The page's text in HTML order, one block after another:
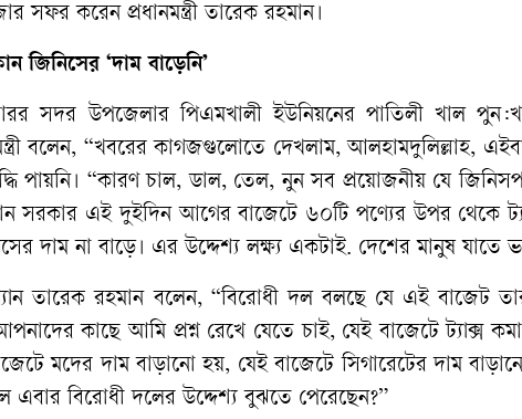
সফর করেন প্রধানমন্ত্রী তারেক রহমান।
জিনিসের ‘দাম বাড়েনি’
সদর উপজেলার পিএমখালী ইউনিয়নের পাতিলী খাল
বলেন, “খবরের কাগজগুলোতে দেখলাম, আলহামদুলিল্লাহ,
পায়নি। “কারণ চাল, ডাল, তেল, নুন সব প্রয়োজনীয় যে
সরকার এই দুইদিন আগের বাজেটে ৬০টি পণ্যের উপর থেকে
দাম না বাড়ে। এর উদ্দেশ্য লক্ষ্য একটাই. দেশের মানুষ যাতে
তারেক রহমান বলেন, “বিরোধী দল বলছে যে এই বাজেট
কাছে আমি প্রশ্ন রেখে যেতে চাই, যেই বাজেটে ট্যাক্স
মদের দাম বাড়ানো হয়, যেই বাজেটে সিগারেটের দাম
এবার বিরোধী দলের উদ্দেশ্য বুঝতে পেরেছেন?”